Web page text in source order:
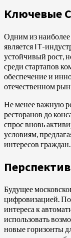
Ключевые
Одним из
является IT-
устойчивый рост,
среди стартапов
обеспечение и
отечественном
Не менее важную
ресторанов до
спрос вновь
условиям,
интересов граждан.
Будущее
цифровизацией.
интереса к
использовать
новые горизонты